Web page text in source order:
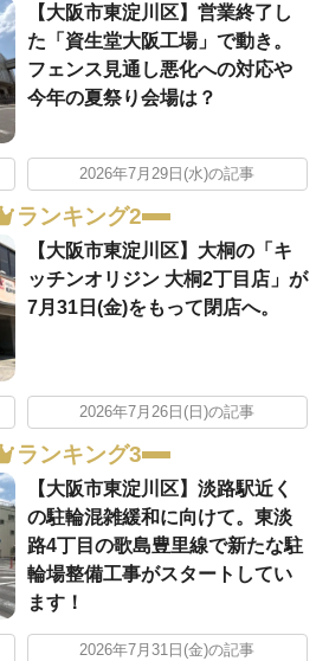
【大阪市東淀川区】営業終了し
た「資生堂大阪工場」で動き。
フェンス見通し悪化への対応や
今年の夏祭り会場は？
2026年7月29日(水)の記事
ランキング2
【大阪市東淀川区】大桐の「キ
ッチンオリジン 大桐2丁目店」が
7月31日(金)をもって閉店へ。
2026年7月26日(日)の記事
ランキング3
【大阪市東淀川区】淡路駅近く
の駐輪混雑緩和に向けて。東淡
路4丁目の歌島豊里線で新たな駐
輪場整備工事がスタートしてい
ます！
2026年7月31日(金)の記事